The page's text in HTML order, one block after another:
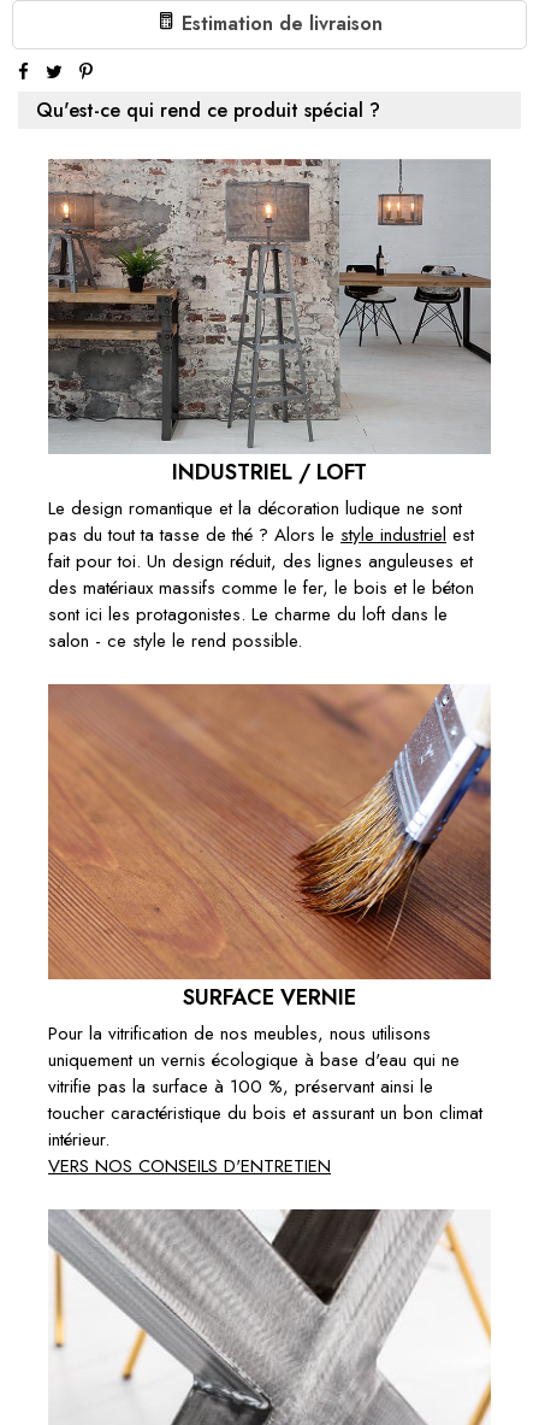
180CM ACACIA PLATEAU 6CM
PIÈTEMENT ÉTO
1 X TABLE BASSE EN TRONC D'ARBRE MASSIF MAMMUT
118CM ACACIA AVEC PIÈTEMENT EN X:
Sous-total:
€399.00
Estimation de livraison
Qu'est-ce qui rend ce produit spécial ?
INDUSTRIEL / LOFT
Le design romantique et la décoration ludique ne sont
pas du tout ta tasse de thé ? Alors le style industriel est
fait pour toi. Un design réduit, des lignes anguleuses et
des matériaux massifs comme le fer, le bois et le béton
sont ici les protagonistes. Le charme du loft dans le
salon - ce style le rend possible.
SURFACE VERNIE
Pour la vitrification de nos meubles, nous utilisons
uniquement un vernis écologique à base d'eau qui ne
vitrifie pas la surface à 100 %, préservant ainsi le
toucher caractéristique du bois et assurant un bon climat
intérieur.
VERS NOS CONSEILS D'ENTRETIEN